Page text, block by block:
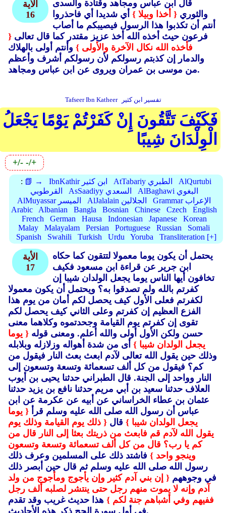
الأية
16
قال ابن عباس ومجاهد وقتادة والسدى
والثوري { أخذا وبيلا } أي شديدا أي فاحذروا
أنتم أن تكذبوا هذا الرسول فيصيبكم ما أصاب
فرعون حيث أخذه الله أخذ عزيز مقتدر كما قال تعالى {
فأخذه الله نكال الآخرة والأولى } وأنتم أولى بالهلاك
والدمار إن كذبتم رسولكم لأن رسولكم أشرف وأعظم
من موسى بن عمران ويروى عن ابن عباس ومجاهد.
Tafseer Ibn Katheer تفسير ابن كثير
فَكَيْفَ تَتَّقُونَ إِنْ كَفَرْتُمْ يَوْمًا يَجْعَلُ
الْوِلْدَانَ شِيبًا
+/- -/+
: 📗 → IbnKathir ابن كثير AtTabariy الطبري
AlQurtubi
القرطوبي
AsSaadiyy السعدي
AlBaghawi البغوي
AlMuyassar الميسر
AlJalalain الجلالين
Grammar الإعراب
Arabic
Albanian Bangla Bosnian Chinese Czech
English
French
German Hausa Indonesian Japanese
Korean
Malay
Malayalam Persian Portuguese Russian
Somali
Spanish
Swahili Turkish Urdu Yoruba Transliteration [+]
الأية
17
يحتمل أن يكون يوما معمولا لتتقون كما حكاه
ابن جرير عن قراءة ابن مسعود فكيف
تخافون أيها الناس يوما يجعل الولدان شيبا إن
كفرتم بالله ولم تصدقوا به؟ ويحتمل أن يكون معمولا
لكفرتم فعلى الأول كيف يحصل لكم أمان من يوم هذا
الفزع العظيم إن كفرتم وعلى الثاني كيف يحصل لكم
تقوى إن كفرتم يوم القيامة وجحدتموه وكلاهما معنى
حسن ولكن الأول أولى والله أعلم. ومعنى قوله { يوما
يجعل الولدان شيبا } أى من شدة أهواله وزلازله وبلابله
وذلك حين يقول الله تعالى لآدم ابعث بعث النار فيقول من
كم؟ فيقول من كل ألف تسعمائة وتسعة وتسعون إلى
النار وواحد إلى الجنة. قال الطبراني حدثنا يحيى بن أيوب
العلاف حدثنا سعيد بن أبي مريم حدثنا نافع بن يزيد حدثنا
عثمان بن عطاء الخراساني عن أبيه عن عكرمة عن ابن
عباس أن رسول الله صلى الله عليه وسلم قرأ { يوما
يجعل الولدان شيبا } قال { ذلك يوم القيامة وذلك يوم
يقول الله لآدم قم فابعث من ذريتك بعثا إلى النار قال من
كم يا رب؟ قال من كل ألف تسعمائة وتسعة وتسعون
وينجو واحد } فاشتد ذلك على المسلمين وعرف ذلك
رسول الله صلى الله عليه وسلم ثم قال حين أبصر ذلك
في وجوههم { إن بني آدم كثير وإن يأجوج ومأجوج من ولد
آدم وإنه لا يموت منهم رجل حتى ينتشر لصلبه ألف رجل
ففيهم وفي أشباهم جنة لكم } هذا حديث غريب وقد تقدم
في أول سورة الحج ذكر هذه الأحاديث.